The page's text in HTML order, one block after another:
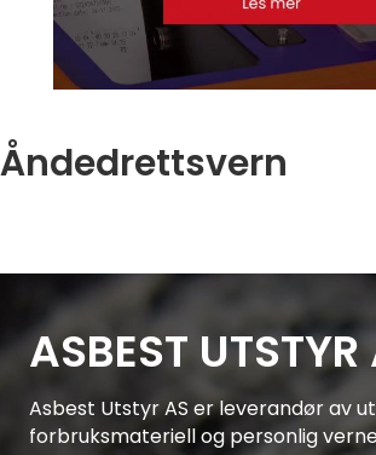
Åndedrettsvern
ASBEST UTSTYR
Asbest Utstyr AS er leverandør av
forbruksmateriell og personlig